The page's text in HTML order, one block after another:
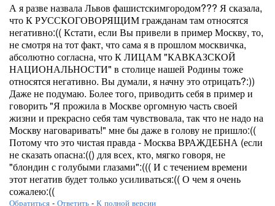
А я разве назвала Львов фашистскимгородом??? Я сказала,
что К РУССКОГОВОРЯЩИМ гражданам там относятся
негативно:(( Кстати, если Вы привели в пример Москву, то,
не смотря на тот факт, что сама я в прошлом москвичка,
абсолютно согласна, что К ЛИЦАМ "КАВКАЗСКОЙ
НАЦИОНАЛЬНОСТИ" в столице нашей Родины тоже
относятся негативно. Вы думали, я начну это отрицать?:))
Даже не подумаю. Более того, приводить себя в пример и
говорить "Я прожила в Москве оргомную часть своей
жизни и прекрасно себя там чувствовала, так что не надо на
Москву наговаривать!" мне бы даже в голову не пришло:((
Потому что это чистая правда - Москва ВРАЖДЕБНА (если
не сказать опасна:(() для всех, кто, мягко говоря, не
"блондин с голубыми глазами":((( И с течением времени
этот негатив будет только усиливаться:(( О чем я очень
сожалею:((
Обратиться - Ответить - К полной версии